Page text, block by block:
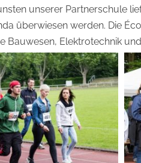
unserer Partnerschule
überwiesen werden. Die
Bauwesen, Elektrotechnik